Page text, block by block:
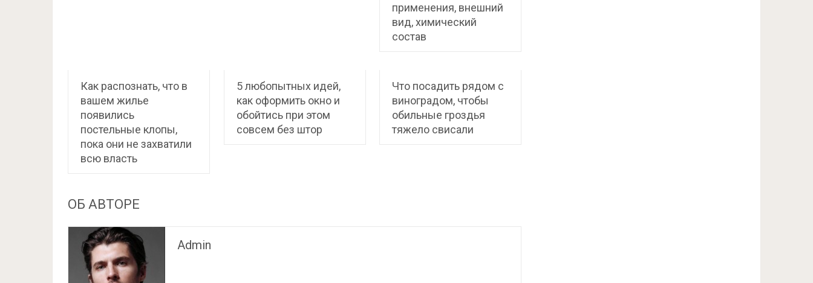
применения, внешний
вид, химический
состав
Как распознать, что в
вашем жилье
появились
постельные клопы,
пока они не захватили
всю власть
5 любопытных идей,
как оформить окно и
обойтись при этом
совсем без штор
Что посадить рядом с
виноградом, чтобы
обильные гроздья
тяжело свисали
ОБ АВТОРЕ
Admin